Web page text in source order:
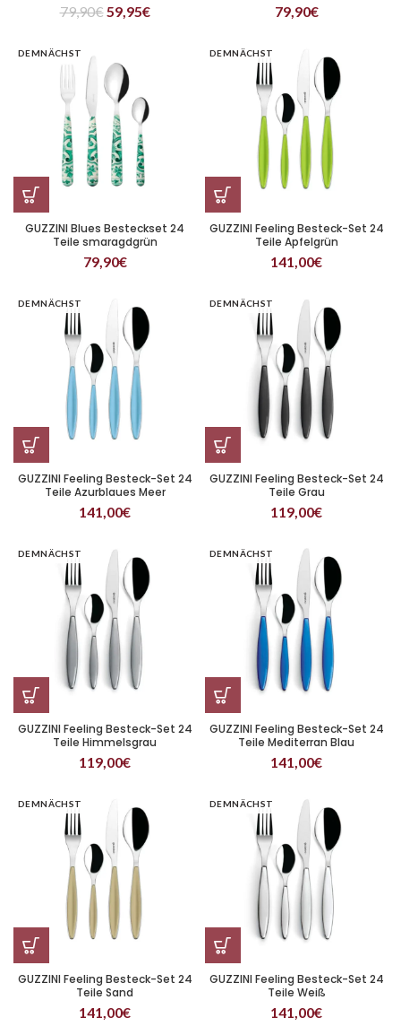
79,90€59,95€ 79,90€
DEMNÄCHST
GUZZINI Blues Besteckset 24
Teile smaragdgrün
79,90€
DEMNÄCHST
GUZZINI Feeling Besteck-Set 24
Teile Apfelgrün
141,00€
DEMNÄCHST
GUZZINI Feeling Besteck-Set 24
Teile Azurblaues Meer
141,00€
DEMNÄCHST
GUZZINI Feeling Besteck-Set 24
Teile Grau
119,00€
DEMNÄCHST
GUZZINI Feeling Besteck-Set 24
Teile Himmelsgrau
119,00€
DEMNÄCHST
GUZZINI Feeling Besteck-Set 24
Teile Mediterran Blau
141,00€
DEMNÄCHST
GUZZINI Feeling Besteck-Set 24
Teile Sand
141,00€
DEMNÄCHST
GUZZINI Feeling Besteck-Set 24
Teile Weiß
141,00€